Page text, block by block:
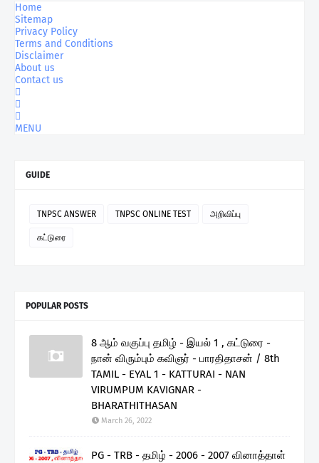
Home
Sitemap
Privacy Policy
Terms and Conditions
Disclaimer
About us
Contact us
MENU
GUIDE
TNPSC ANSWER TNPSC ONLINE TEST அறிவிப்பு
கட்டுரை
POPULAR POSTS
8 ஆம் வகுப்பு தமிழ் - இயல் 1 , கட்டுரை -
நான் விரும்பும் கவிஞர் - பாரதிதாசன் / 8th
TAMIL - EYAL 1 - KATTURAI - NAN
VIRUMPUM KAVIGNAR -
BHARATHITHASAN
March 26, 2022
PG - TRB - தமிழ் - 2006 - 2007 வினாத்தாள்